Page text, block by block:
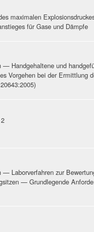
maximalen
für Gase und Dämpfe
— Handgehaltene und
Vorgehen bei der Ermittlung
— Laborverfahren zur
— Grundlegende